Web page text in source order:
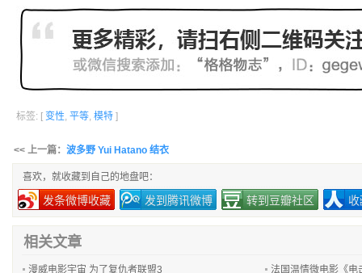
标签: [ 变性, 平等, 模特 ]
<< 上一篇： 波多野 Yui Hatano 结衣
喜欢，就收藏到自己的地盘吧：
发条微博收藏 发到腾讯微博 转到豆瓣社区
相关文章
漫威电影宇宙 为了复仇者联盟3 法国温情微电影《